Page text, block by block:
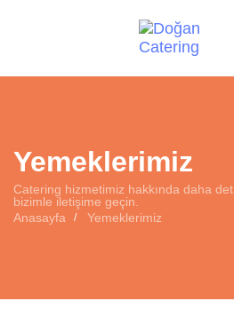
Yemeklerimiz
Catering hizmetimiz hakkında daha
bizimle iletişime geçin.
Anasayfa
Yemeklerimiz